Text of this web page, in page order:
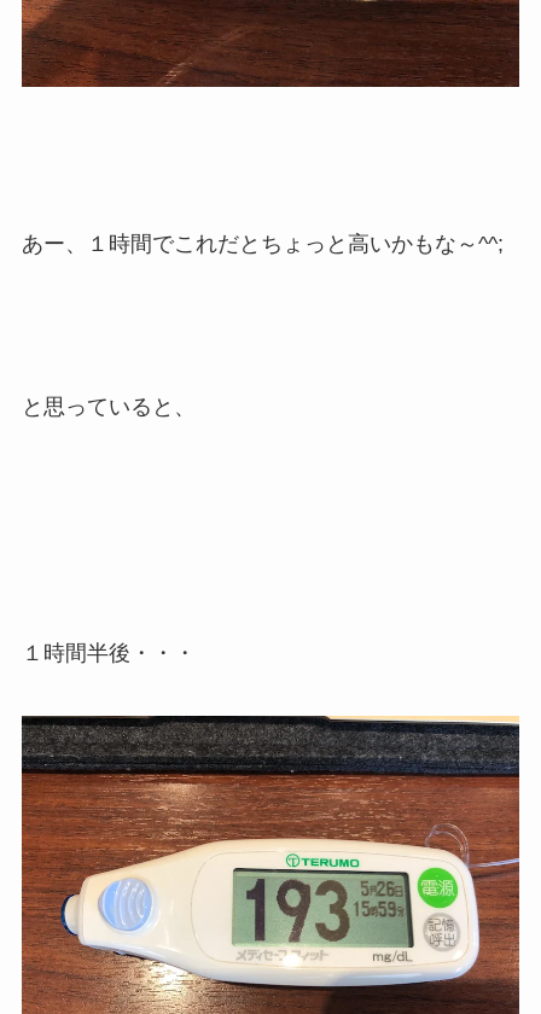
あー、１時間でこれだとちょっと高いかもな～^^;
と思っていると、
１時間半後・・・